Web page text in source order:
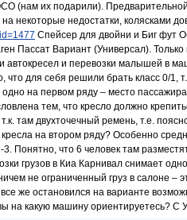
(нам их подарили).
некоторые недостатки, колясками
Спейсер для двойни и Биг фут
Пассат Вариант (Универсал). Только
автокресел и перевозки малышей в
что для себя решили брать класс 0/
одно на первом ряду – место
тем, что кресло должно
там двухточечный ремень, т.е.
на втором ряду? Особенно
Понятно, что 6 человек там
грузов в Киа Карнивал снимает
не ограниченный груз в салоне –
же остановился на варианте
на какую машину ориентируетесь? С